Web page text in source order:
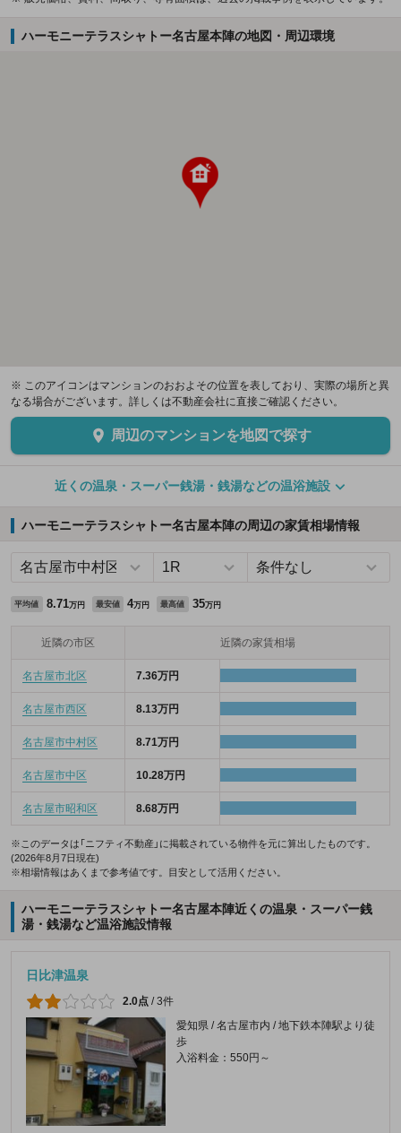
ハーモニーテラスシャトー名古屋本陣の地図・周辺環境
※ このアイコンはマンションのおおよその位置を表しており、実際の場所と異
なる場合がございます。詳しくは不動産会社に直接ご確認ください。
周辺のマンションを地図で探す
近くの温泉・スーパー銭湯・銭湯などの温浴施設
ハーモニーテラスシャトー名古屋本陣の周辺の家賃相場情報
平均値 8.71万円 最安値 4万円 最高値 35万円
近隣の市区 近隣の家賃相場
名古屋市北区 7.36万円
名古屋市西区 8.13万円
名古屋市中村区 8.71万円
名古屋市中区 10.28万円
名古屋市昭和区 8.68万円
※このデータは「ニフティ不動産」に掲載されている物件を元に算出したものです。
(2026年8月7日現在)
※相場情報はあくまで参考値です。目安として活用ください。
ハーモニーテラスシャトー名古屋本陣近くの温泉・スーパー銭
湯・銭湯など温浴施設情報
日比津温泉
2.0点 /3件
愛知県 / 名古屋市内 / 地下鉄本陣駅より徒
歩
入浴料金：550円～